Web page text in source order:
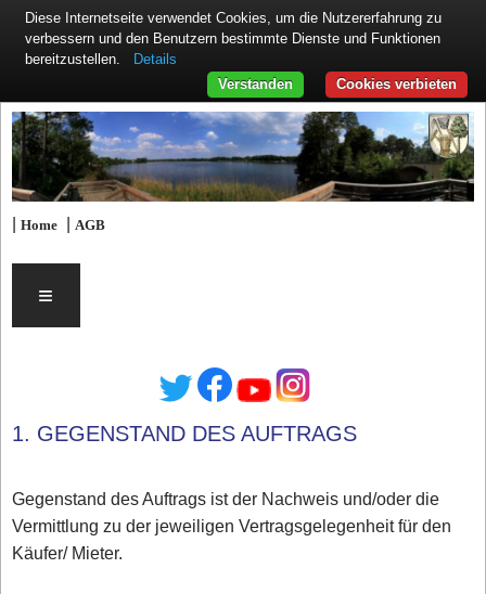
|Home |AGB
≡
1. GEGENSTAND DES AUFTRAGS
Gegenstand des Auftrags ist der Nachweis und/oder die
Vermittlung zu der jeweiligen Vertragsgelegenheit für den
Käufer/ Mieter.
Diese Internetseite verwendet Cookies, um die Nutzererfahrung zu
verbessern und den Benutzern bestimmte Dienste und Funktionen
bereitzustellen.
Details
Cookies verbieten
Verstanden